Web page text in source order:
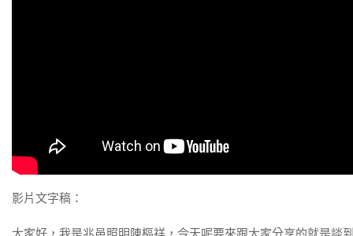
影片文字稿：